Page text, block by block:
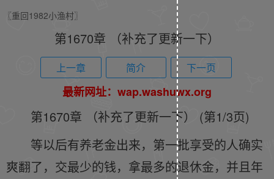
〖重回1982小渔村〗
第1670章 （补充了更新一下）
上一章 简介 下一页
最新网址：wap.washuwx.org
第1670章 （补充了更新一下） (第1/3页)
等以后有养老金出来，第一批享受的人确实
爽翻了，交最少的钱，拿最多的退休金，并且年